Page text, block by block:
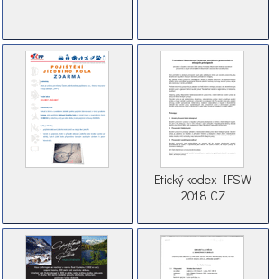
Etický kodex IFSW
2018 CZ